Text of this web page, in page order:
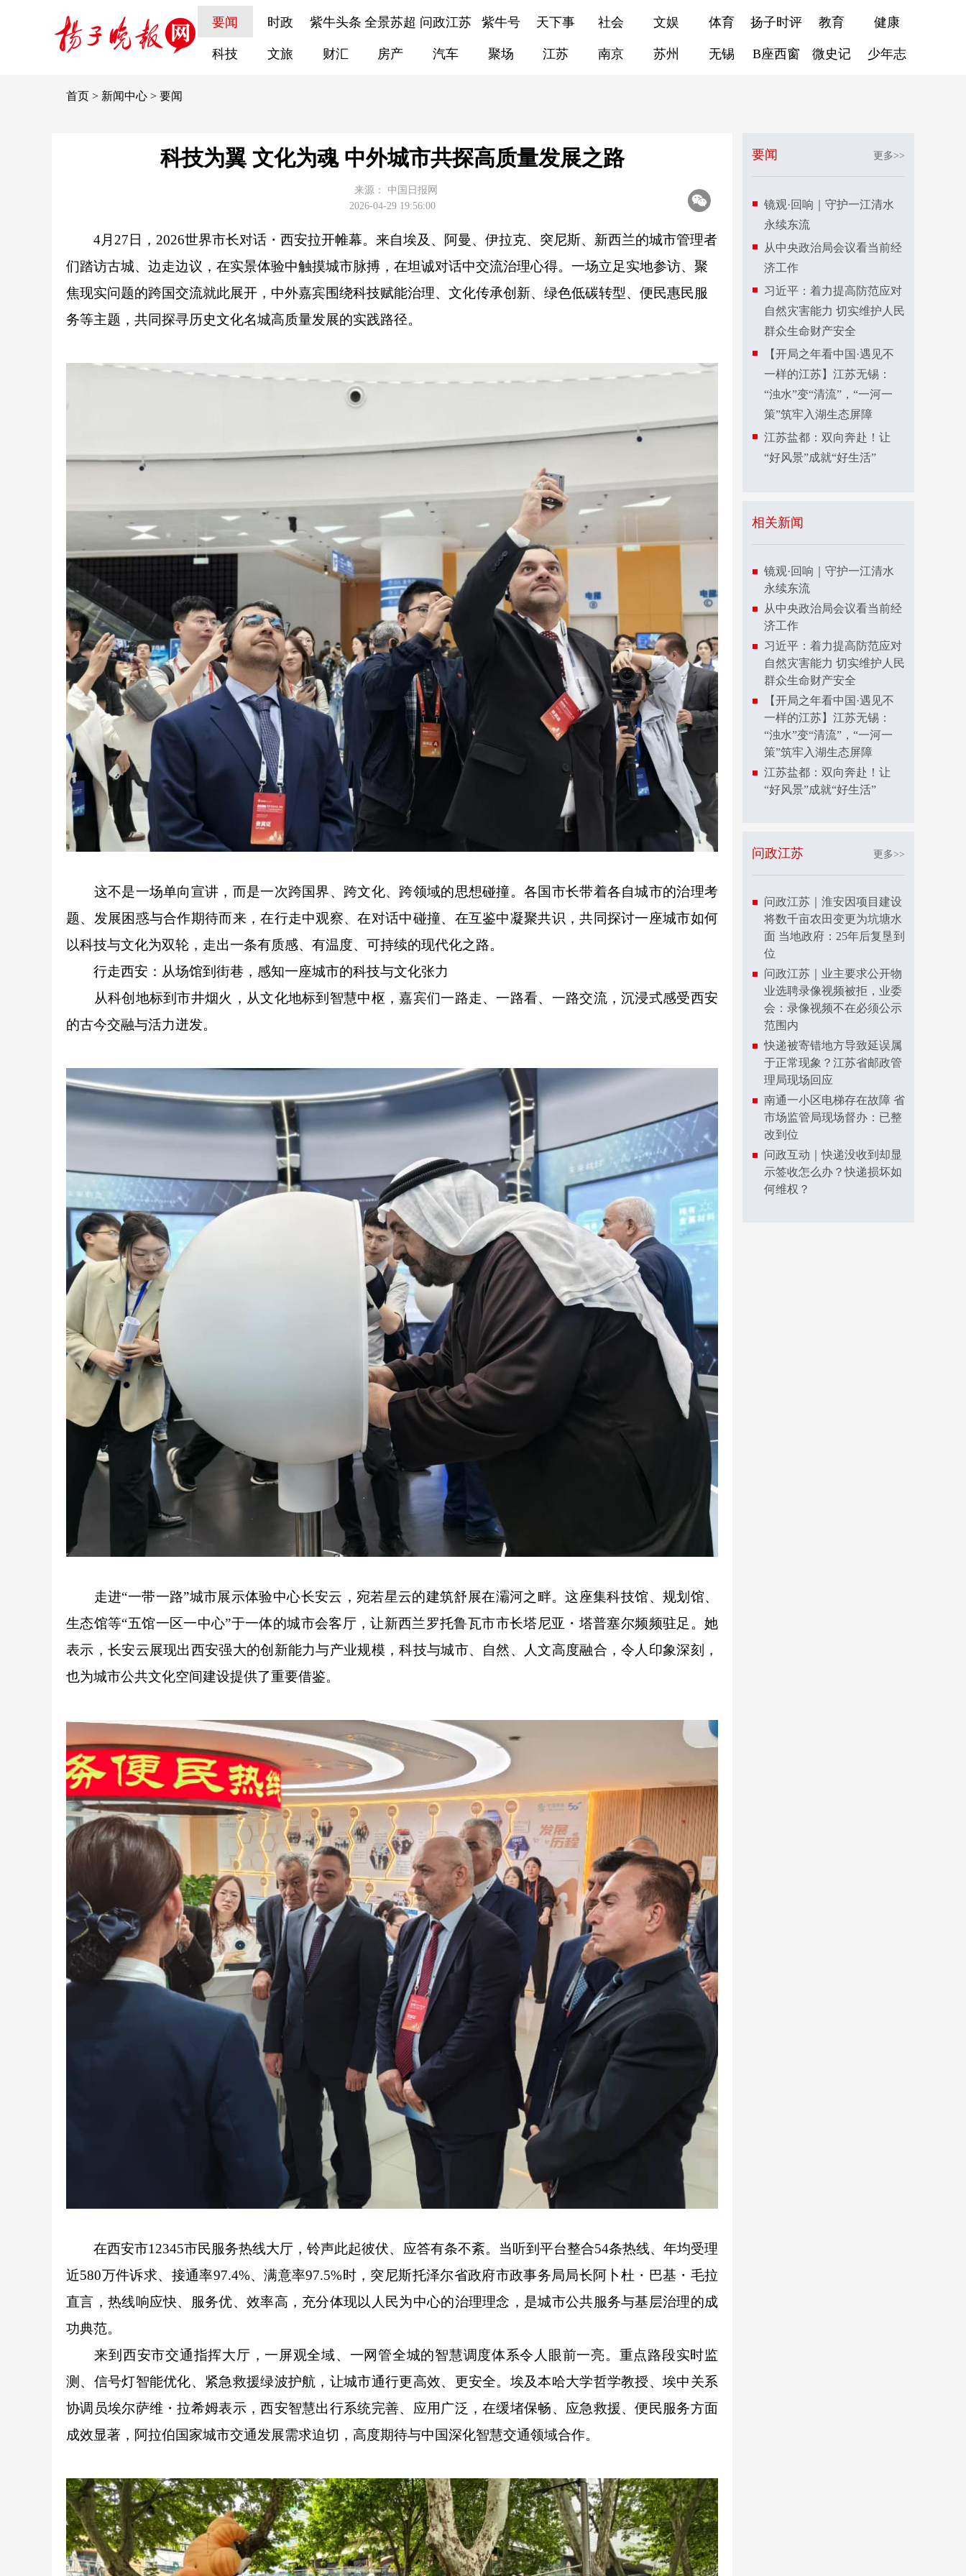
要闻 时政 紫牛头条 全景苏超 问政江苏 紫牛号 天下事 社会 文娱 体育 扬子时评 教育 健康
科技 文旅 财汇 房产 汽车 聚场 江苏 南京 苏州 无锡 B座西窗 微史记 少年志
首页 > 新闻中心 > 要闻
科技为翼 文化为魂 中外城市共探高质量发展之路
来源：
中国日报网
2026-04-29 19:56:00
4月27日，2026世界市长对话・西安拉开帷幕。来自埃及、阿曼、伊拉克、突尼斯、新西兰的城市管理者
们踏访古城、边走边议，在实景体验中触摸城市脉搏，在坦诚对话中交流治理心得。一场立足实地参访、聚
焦现实问题的跨国交流就此展开，中外嘉宾围绕科技赋能治理、文化传承创新、绿色低碳转型、便民惠民服
务等主题，共同探寻历史文化名城高质量发展的实践路径。
这不是一场单向宣讲，而是一次跨国界、跨文化、跨领域的思想碰撞。各国市长带着各自城市的治理考
题、发展困惑与合作期待而来，在行走中观察、在对话中碰撞、在互鉴中凝聚共识，共同探讨一座城市如何
以科技与文化为双轮，走出一条有质感、有温度、可持续的现代化之路。
行走西安：从场馆到街巷，感知一座城市的科技与文化张力
从科创地标到市井烟火，从文化地标到智慧中枢，嘉宾们一路走、一路看、一路交流，沉浸式感受西安
的古今交融与活力迸发。
走进“一带一路”城市展示体验中心长安云，宛若星云的建筑舒展在灞河之畔。这座集科技馆、规划馆、
生态馆等“五馆一区一中心”于一体的城市会客厅，让新西兰罗托鲁瓦市市长塔尼亚・塔普塞尔频频驻足。她
表示，长安云展现出西安强大的创新能力与产业规模，科技与城市、自然、人文高度融合，令人印象深刻，
也为城市公共文化空间建设提供了重要借鉴。
在西安市12345市民服务热线大厅，铃声此起彼伏、应答有条不紊。当听到平台整合54条热线、年均受理
近580万件诉求、接通率97.4%、满意率97.5%时，突尼斯托泽尔省政府市政事务局局长阿卜杜・巴基・毛拉
直言，热线响应快、服务优、效率高，充分体现以人民为中心的治理理念，是城市公共服务与基层治理的成
功典范。
来到西安市交通指挥大厅，一屏观全域、一网管全城的智慧调度体系令人眼前一亮。重点路段实时监
测、信号灯智能优化、紧急救援绿波护航，让城市通行更高效、更安全。埃及本哈大学哲学教授、埃中关系
协调员埃尔萨维・拉希姆表示，西安智慧出行系统完善、应用广泛，在缓堵保畅、应急救援、便民服务方面
成效显著，阿拉伯国家城市交通发展需求迫切，高度期待与中国深化智慧交通领域合作。
要闻 更多>>
镜观·回响｜守护一江清水
永续东流
从中央政治局会议看当前经
济工作
习近平：着力提高防范应对
自然灾害能力 切实维护人民
群众生命财产安全
【开局之年看中国·遇见不
一样的江苏】江苏无锡：
“浊水”变“清流”，“一河一
策”筑牢入湖生态屏障
江苏盐都：双向奔赴！让
“好风景”成就“好生活”
相关新闻
镜观·回响｜守护一江清水
永续东流
从中央政治局会议看当前经
济工作
习近平：着力提高防范应对
自然灾害能力 切实维护人民
群众生命财产安全
【开局之年看中国·遇见不
一样的江苏】江苏无锡：
“浊水”变“清流”，“一河一
策”筑牢入湖生态屏障
江苏盐都：双向奔赴！让
“好风景”成就“好生活”
问政江苏 更多>>
问政江苏｜淮安因项目建设
将数千亩农田变更为坑塘水
面 当地政府：25年后复垦到
位
问政江苏｜业主要求公开物
业选聘录像视频被拒，业委
会：录像视频不在必须公示
范围内
快递被寄错地方导致延误属
于正常现象？江苏省邮政管
理局现场回应
南通一小区电梯存在故障 省
市场监管局现场督办：已整
改到位
问政互动｜快递没收到却显
示签收怎么办？快递损坏如
何维权？